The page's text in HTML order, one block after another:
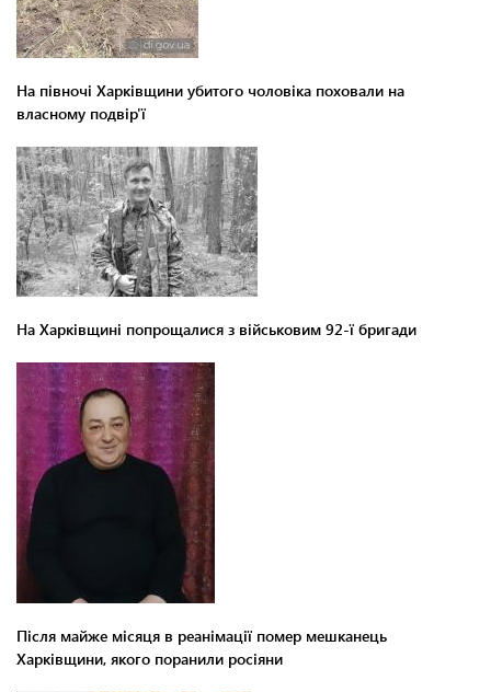
На півночі Харківщини убитого чоловіка поховали на
власному подвір'ї
На Харківщині попрощалися з військовим 92-ї бригади
Після майже місяця в реанімації помер мешканець
Харківщини, якого поранили росіяни